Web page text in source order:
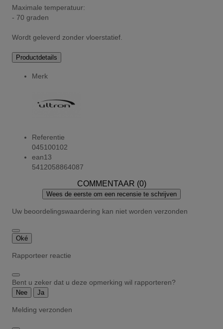
Maximale temperatuur:
- 70 graden
Wordt geleverd zonder vloerstatief.
Productdetails
Merk
Referentie
045100102
ean13
5412058864087
COMMENTAAR (0)
Wees de eerste om een recensie te schrijven
Uw beoordelingswaardering kan niet worden verzonden
Oké
Rapporteer reactie
Bent u zeker dat u deze opmerking wil rapporteren?
Nee Ja
Melding verzonden